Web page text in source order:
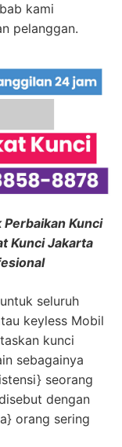
kami
pelanggan.
Kunci
Kunci Jakarta
untuk seluruh
keyless Mobil
kunci
sebagainya
seorang
dengan
orang sering